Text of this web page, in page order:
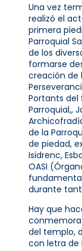
Una vez
realizó el
primera
Parroquial
de los
formarse
creación de
Portants del
Parroquial,,
de la
de piedad,
Isidrenc,
OASI
durante
Hay que
del templo,
con letra de